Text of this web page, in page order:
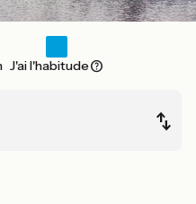
J'ai l'habitude